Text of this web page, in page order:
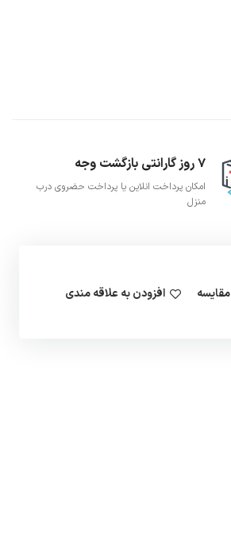
7 روز گارانتی بازگشت وجه
امکان پرداخت انلاین یا پرداخت حضروی درب
منزل
مقایسه افزودن به علاقه مندی